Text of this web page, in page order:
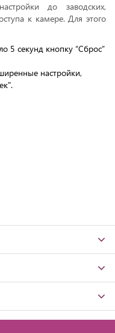
до заводских,
к камере. Для этого
5 секунд кнопку “Сброс”
настройки,